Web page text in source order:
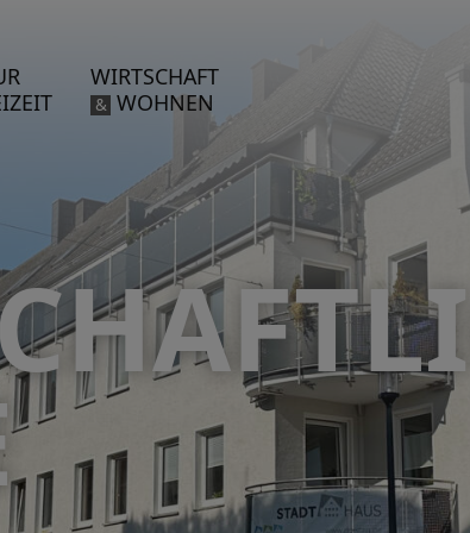
WIRTSCHAFT
& WOHNEN